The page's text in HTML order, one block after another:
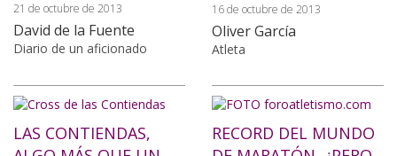
21 de octubre de 2013
David de la Fuente
Diario de un aficionado
16 de octubre de 2013
Oliver García
Atleta
LAS CONTIENDAS,
RECORD DEL MUNDO